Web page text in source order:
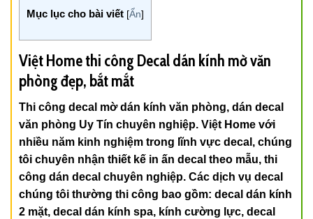
Mục lục cho bài viết [Ẩn]
Việt Home thi công Decal dán kính mờ văn
phòng đẹp, bắt mắt
Thi công decal mờ dán kính văn phòng, dán decal
văn phòng Uy Tín chuyên nghiệp. Việt Home với
nhiều năm kinh nghiệm trong lĩnh vực decal, chúng
tôi chuyên nhận thiết kế in ấn decal theo mẫu, thi
công dán decal chuyên nghiệp. Các dịch vụ decal
chúng tôi thường thi công bao gồm: decal dán kính
2 mặt, decal dán kính spa, kính cường lực, decal